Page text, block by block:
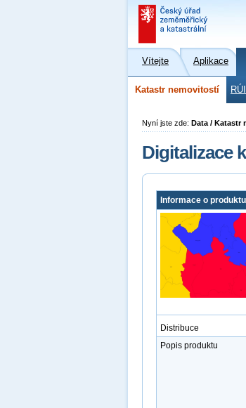
Vítejte Aplikace
Katastr nemovitostí
Nyní jste zde: Data / Katastr
Digitalizace
Informace o produktu
Distribuce
Popis produktu